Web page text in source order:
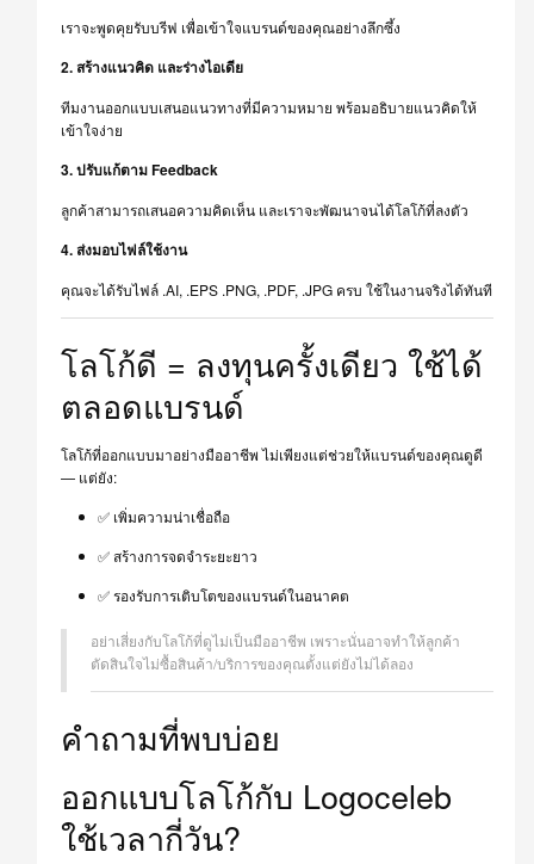
เราจะพูดคุยรับบรีฟ เพื่อเข้าใจแบรนด์ของคุณอย่างลึกซึ้ง
2. สร้างแนวคิด และร่างไอเดีย
ทีมงานออกแบบเสนอแนวทางที่มีความหมาย พร้อมอธิบายแนวคิดให้
เข้าใจง่าย
3. ปรับแก้ตาม Feedback
ลูกค้าสามารถเสนอความคิดเห็น และเราจะพัฒนาจนได้โลโก้ที่ลงตัว
4. ส่งมอบไฟล์ใช้งาน
คุณจะได้รับไฟล์ .AI, .EPS .PNG, .PDF, .JPG ครบ ใช้ในงานจริงได้ทันที
โลโก้ดี = ลงทุนครั้งเดียว ใช้ได้
ตลอดแบรนด์
โลโก้ที่ออกแบบมาอย่างมืออาชีพ ไม่เพียงแต่ช่วยให้แบรนด์ของคุณดูดี
— แต่ยัง:
✅ เพิ่มความน่าเชื่อถือ
✅ สร้างการจดจำระยะยาว
✅ รองรับการเติบโตของแบรนด์ในอนาคต
อย่าเสี่ยงกับโลโก้ที่ดูไม่เป็นมืออาชีพ เพราะนั่นอาจทำให้ลูกค้า
ตัดสินใจไม่ซื้อสินค้า/บริการของคุณตั้งแต่ยังไม่ได้ลอง
คำถามที่พบบ่อย
ออกแบบโลโก้กับ Logoceleb
ใช้เวลากี่วัน?